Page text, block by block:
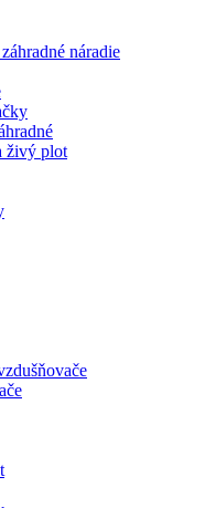
náradie
živý plot